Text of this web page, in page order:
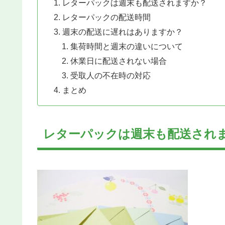
レターパックは週末も配送されますか？
レターパックの配送時間
週末の配送に遅れはありますか？
集荷時間と週末の違いについて
休業日に配送されない場合
受取人の不在時の対応
まとめ
レターパックは週末も配送され